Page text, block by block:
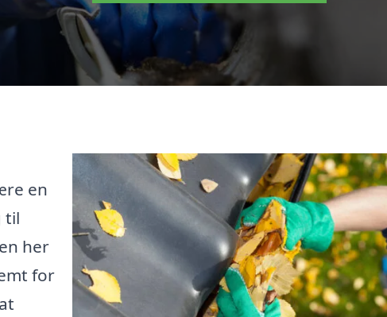
en
til
her
for